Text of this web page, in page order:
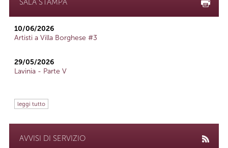
SALA STAMPA
10/06/2026
Artisti a Villa Borghese #3
29/05/2026
Lavinia - Parte V
leggi tutto
AVVISI DI SERVIZIO